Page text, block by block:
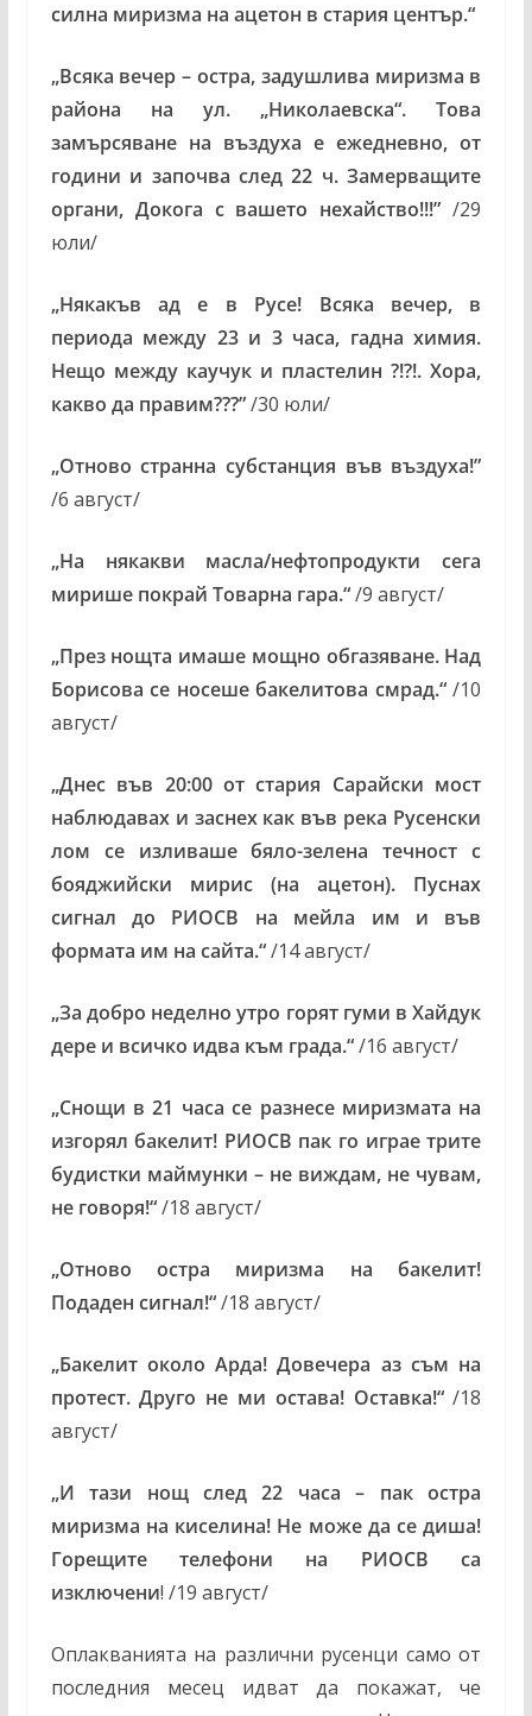
силна миризма на ацетон в стария център.“
„Всяка вечер – остра, задушлива миризма в
района на ул. „Николаевска“. Това
замърсяване на въздуха е ежедневно, от
години и започва след 22 ч. Замерващите
органи, Докога с вашето нехайство!!!” /29
юли/
„Някакъв ад е в Русе! Всяка вечер, в
периода между 23 и 3 часа, гадна химия.
Нещо между каучук и пластелин ?!?!. Хора,
какво да правим???”/30 юли/
„Отново странна субстанция във въздуха!”
/6 август/
„На някакви масла/нефтопродукти сега
мирише покрай Товарна гара.“/9 август/
„През нощта имаше мощно обгазяване. Над
Борисова се носеше бакелитова смрад.“/10
август/
„Днес във 20:00 от стария Сарайски мост
наблюдавах и заснех как във река Русенски
лом се изливаше бяло-зелена течност с
бояджийски мирис (на ацетон). Пуснах
сигнал до РИОСВ на мейла им и във
формата им на сайта.“/14 август/
„За добро неделно утро горят гуми в Хайдук
дере и всичко идва към града.“/16 август/
„Снощи в 21 часа се разнесе миризмата на
изгорял бакелит! РИОСВ пак го играе трите
будистки маймунки – не виждам, не чувам,
не говоря!“/18 август/
„Отново остра миризма на бакелит!
Подаден сигнал!“/18 август/
„Бакелит около Арда! Довечера аз съм на
протест. Друго не ми остава! Оставка!“/18
август/
„И тази нощ след 22 часа – пак остра
миризма на киселина! Не може да се диша!
Горещите телефони на РИОСВ са
изключени! /19 август/
Оплакванията на различни русенци само от
последния месец идват да покажат, че